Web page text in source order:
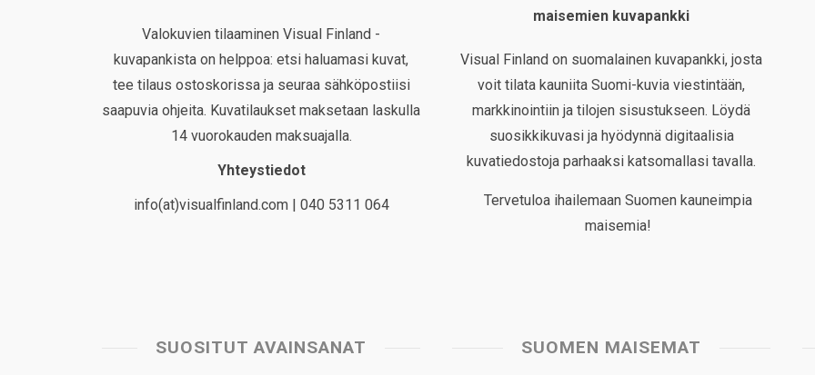
Valokuvien tilaaminen Visual Finland -
kuvapankista on helppoa: etsi haluamasi kuvat,
tee tilaus ostoskorissa ja seuraa sähköpostiisi
saapuvia ohjeita. Kuvatilaukset maksetaan laskulla
14 vuorokauden maksuajalla.
Yhteystiedot
info(at)visualfinland.com | 040 5311 064
maisemien kuvapankki
Visual Finland on suomalainen kuvapankki, josta
voit tilata kauniita Suomi-kuvia viestintään,
markkinointiin ja tilojen sisustukseen. Löydä
suosikkikuvasi ja hyödynnä digitaalisia
kuvatiedostoja parhaaksi katsomallasi tavalla.
Tervetuloa ihailemaan Suomen kauneimpia
maisemia!
SUOSITUT AVAINSANAT SUOMEN MAISEMAT